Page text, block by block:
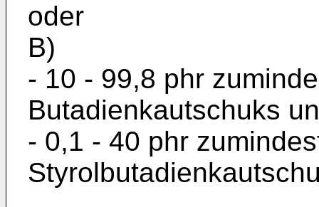
oder
B)
- 10 - 99,8 phr
Butadienkautschuks
- 0,1 - 40 phr